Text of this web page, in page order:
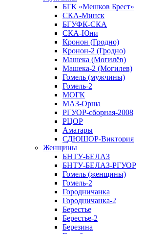
БГК «Мешков Брест»
СКА-Минск
БГУФК-СКА
СКА-Юни
Кронон (Гродно)
Кронон-2 (Гродно)
Машека (Могилёв)
Машека-2 (Могилев)
Гомель (мужчины)
Гомель-2
МОГК
МАЗ-Орша
РГУОР-сборная-2008
РЦОР
Аматары
СДЮШОР-Виктория
Женщины
БНТУ-БЕЛАЗ
БНТУ-БЕЛАЗ-РГУОР
Гомель (женщины)
Гомель-2
Городничанка
Городничанка-2
Берестье
Берестье-2
Березина